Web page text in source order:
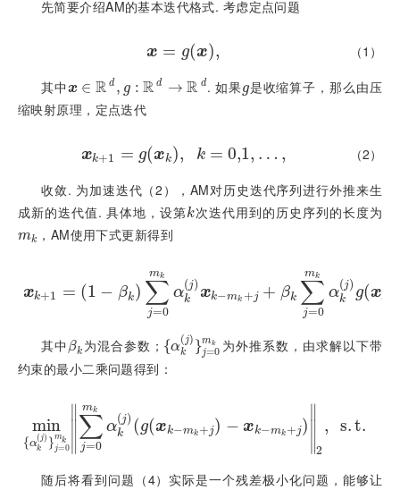
先简要介绍AM的基本迭代格式. 考虑定点问题
x = g(x),
x= g(x),
（1）
其中x ∈ R d , g : R d → R d
x∈R d,g:R d→R d . 如果g
g是收缩算子，那么由压
缩映射原理，定点迭代
xk+1 = g(xk), k = 0,1, … ,
xk+ 1=g(xk) k= 0,1,…,
（2）
收敛. 为加速迭代（2），AM对历史迭代序列进行外推来生
成新的迭代值. 具体地，设第k
k次迭代用到的历史序列的长度为
mk
mk ，AM使用下式更新得到
xk+1 = (1 − βk) ∑
j=0
mk
α
(j)
k xk−mk +j + βk ∑
j=0
mk
α
(j)
k g(x
xk +1 =(1 -βk )∑j= 0m k αk(j)xk-mk+j+βk∑ j=0 mk αk(j)g(xk-m
其中 βk
βk为混合参数； {α
(j)
k }mk
j=0
{αk(j)}j=0mk
为外推系数，由求解以下带
约束的最小二乘问题得到：
min
{α
( j)
k }mk
j=0
∥
∥
∥∑
j=0
mk
α
(j)
k (g(xk−mk +j) − xk−mk +j)
∥
∥
∥
2
, s.t.
min{α k( )}j =0mk∑j=0mkαk(j)g( k-mk+j)-xk-mk+ 2 st.
随后将看到问题（4）实际是一个残差极小化问题，能够让